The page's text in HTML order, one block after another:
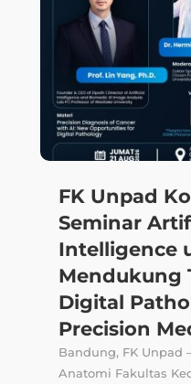
FK Unpad
Seminar
Intelligence
Mendukung
Digital
Precision
Bandung, FK Unpad
Anatomi Fakultas